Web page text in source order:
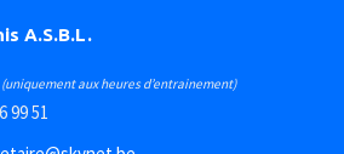
A.S.B.L.
(uniquement aux heures d’entrainement)
99 51